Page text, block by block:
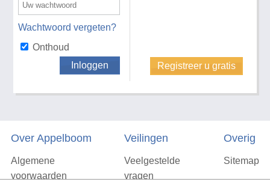
Wachtwoord vergeten?
Onthoud
Inloggen
Registreer u gratis
Over Appelboom
Algemene
voorwaarden
Veilingen
Veelgestelde
vragen
Overig
Sitemap